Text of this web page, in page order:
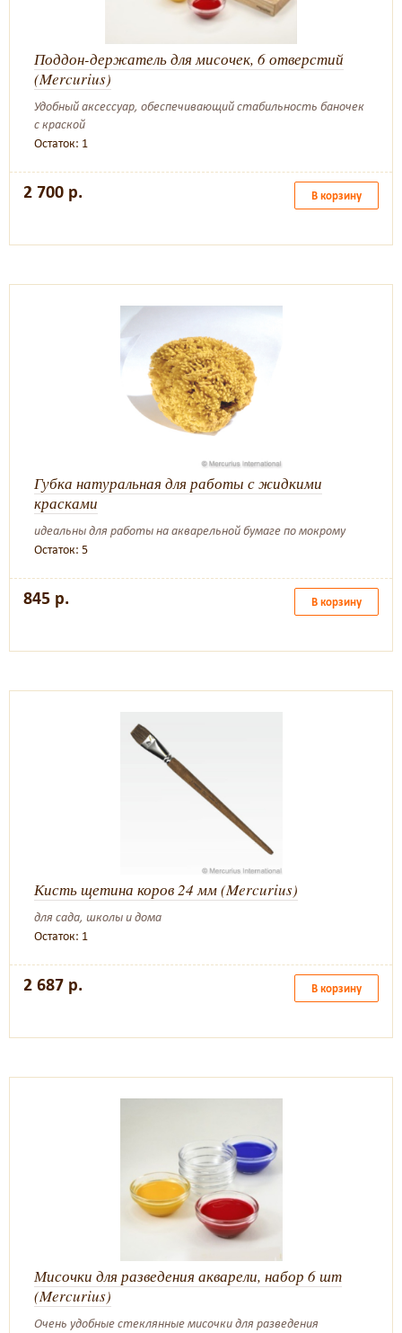
Поддон-держатель для мисочек, 6 отверстий
(Mercurius)
Удобный аксессуар, обеспечивающий стабильность баночек
с краской
Остаток: 1
2 700 р. В корзину
Губка натуральная для работы с жидкими
красками
идеальны для работы на акварельной бумаге по мокрому
Остаток: 5
845 р. В корзину
Кисть щетина коров 24 мм (Mercurius)
для сада, школы и дома
Остаток: 1
2 687 р. В корзину
Мисочки для разведения акварели, набор 6 шт
(Mercurius)
Очень удобные стеклянные мисочки для разведения